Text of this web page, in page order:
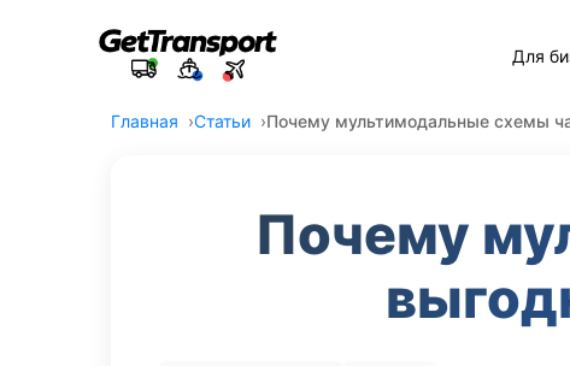
Для
Главная Статьи Почему мультимодальные схемы
Почему